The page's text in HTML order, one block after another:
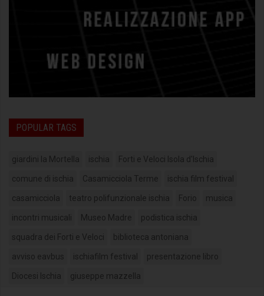
POPULAR TAGS
giardini la Mortella ischia Forti e Veloci Isola d'Ischia
comune di ischia Casamicciola Terme ischia film festival
casamicciola teatro polifunzionale ischia Forio musica
incontri musicali Museo Madre podistica ischia
squadra dei Forti e Veloci biblioteca antoniana
avviso eavbus ischiafilm festival presentazione libro
Diocesi Ischia giuseppe mazzella